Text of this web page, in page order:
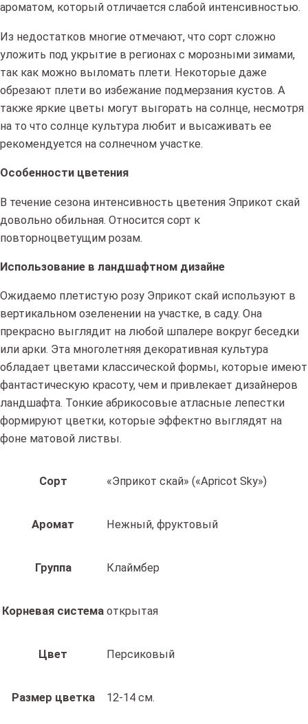
ароматом, который отличается слабой интенсивностью.
Из недостатков многие отмечают, что сорт сложно
уложить под укрытие в регионах с морозными зимами,
так как можно выломать плети. Некоторые даже
обрезают плети во избежание подмерзания кустов. А
также яркие цветы могут выгорать на солнце, несмотря
на то что солнце культура любит и высаживать ее
рекомендуется на солнечном участке.
Особенности цветения
В течение сезона интенсивность цветения Эприкот скай
довольно обильная. Относится сорт к
повторноцветущим розам.
Использование в ландшафтном дизайне
Ожидаемо плетистую розу Эприкот скай используют в
вертикальном озеленении на участке, в саду. Она
прекрасно выглядит на любой шпалере вокруг беседки
или арки. Эта многолетняя декоративная культура
обладает цветами классической формы, которые имеют
фантастическую красоту, чем и привлекает дизайнеров
ландшафта. Тонкие абрикосовые атласные лепестки
формируют цветки, которые эффектно выглядят на
фоне матовой листвы.
Сорт «Эприкот скай» («Apricot Sky»)
Аромат Нежный, фруктовый
Группа Клаймбер
Корневая система открытая
Цвет Персиковый
Размер цветка 12-14 см.